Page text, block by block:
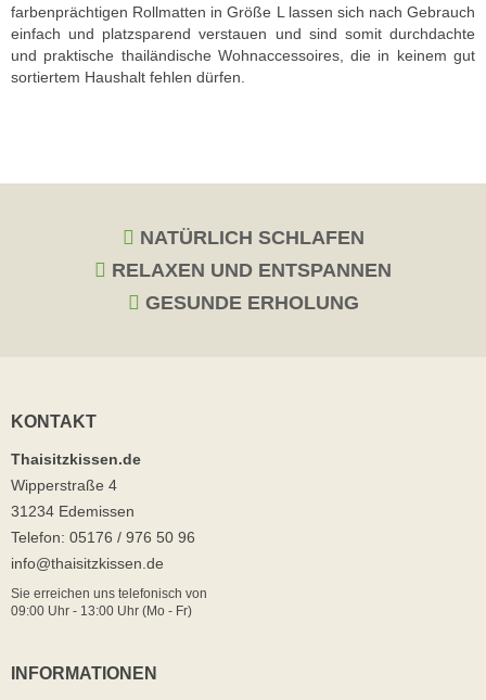
farbenprächtigen Rollmatten in Größe L lassen sich nach Gebrauch
einfach und platzsparend verstauen und sind somit durchdachte
und praktische thailändische Wohnaccessoires, die in keinem gut
sortiertem Haushalt fehlen dürfen.
NATÜRLICH SCHLAFEN
RELAXEN UND ENTSPANNEN
GESUNDE ERHOLUNG
KONTAKT
Thaisitzkissen.de
Wipperstraße 4
31234 Edemissen
Telefon: 05176 / 976 50 96
info@thaisitzkissen.de
Sie erreichen uns telefonisch von
09:00 Uhr - 13:00 Uhr (Mo - Fr)
INFORMATIONEN